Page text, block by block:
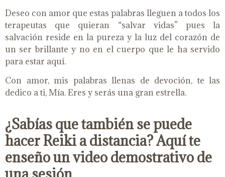
Deseo con amor que estas palabras lleguen a todos los
terapeutas que quieran “salvar vidas” pues la
salvación reside en la pureza y la luz del corazón de
un ser brillante y no en el cuerpo que le ha servido
para estar aquí.
Con amor, mis palabras llenas de devoción, te las
dedico a ti, Mía. Eres y serás una gran estrella.
¿Sabías que también se puede
hacer Reiki a distancia? Aquí te
enseño un video demostrativo de